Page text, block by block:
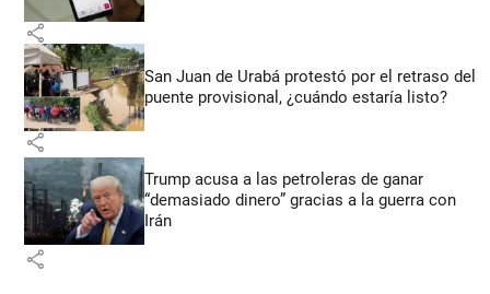
share
San Juan de Urabá protestó por el retraso del
puente provisional, ¿cuándo estaría listo?
share
Trump acusa a las petroleras de ganar
“demasiado dinero” gracias a la guerra con
Irán
share